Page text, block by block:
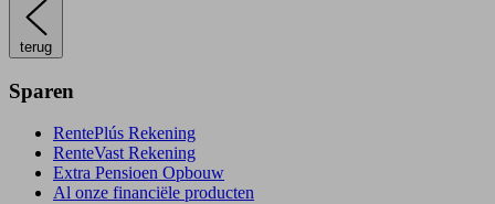
terug
Sparen
RentePlús Rekening
RenteVast Rekening
Extra Pensioen Opbouw
Al onze financiële producten